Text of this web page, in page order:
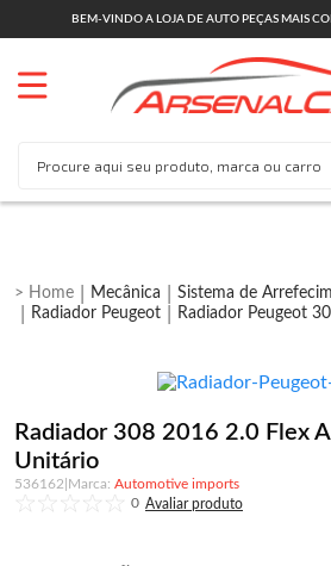
BEM-VINDO A LOJA DE AUTO PEÇAS MAIS
Mecânica Sistema de
Radiador Peugeot
Radiador Peugeot
Radiador 308 2016 2.0 Flex
Unitário
536162
Automotive imports
0